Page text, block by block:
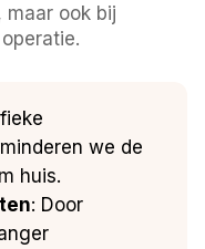
maar ook bij
we de
huis.
: Door